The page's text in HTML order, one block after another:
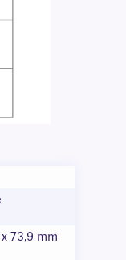
73,9 mm